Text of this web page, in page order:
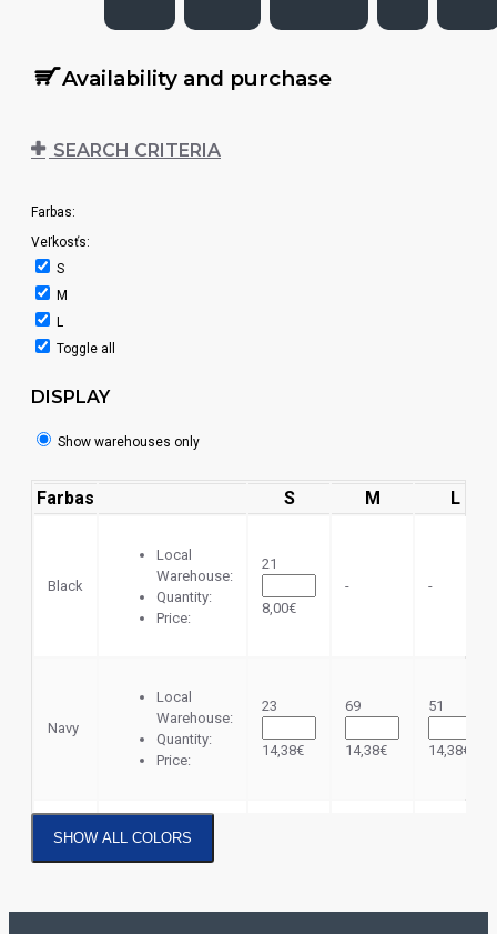
Availability and purchase
SEARCH CRITERIA
Farbas:
Veľkosťs:
S
M
L
Toggle all
DISPLAY
Show warehouses only
Farbas S M L
Black
Local
Warehouse:
Quantity:
Price:
21
8,00€
- -
Navy
Local
Warehouse:
Quantity:
Price:
23
14,38€
69
14,38€
51
14,38€
Dark
Local
Warehouse:
SHOW ALL COLORS